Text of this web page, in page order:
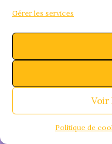
Gérer les services
Voir
Politique de